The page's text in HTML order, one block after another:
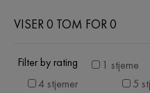
VISER 0 TOM FOR 0
Filter by rating 1 stjerne
4 stjerner
5